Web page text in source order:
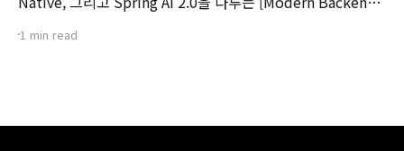
존 Spring Boot 환경에서 서비스를 구축하고 배포해보신 개
1 min read